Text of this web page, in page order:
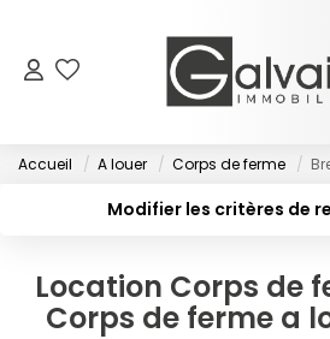
À Vendre
À Louer
PROGRAMMES
Accueil A louer Corps de ferme
Modifier les critères de
Sélectionnez...
Type de bien
Location Corps de
Corps de ferme a